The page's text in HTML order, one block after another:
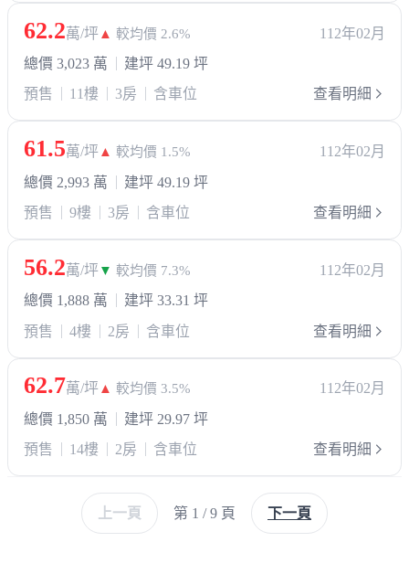
62.2萬/坪▲ 較均價 2.6%
112年02月
總價 3,023 萬
建坪 49.19 坪
預售
11樓 3房 含車位 查看明細
61.5萬/坪▲ 較均價 1.5%
112年02月
總價 2,993 萬
建坪 49.19 坪
預售
9樓 3房 含車位 查看明細
56.2萬/坪▼ 較均價 7.3%
112年02月
總價 1,888 萬
建坪 33.31 坪
預售
4樓 2房 含車位 查看明細
62.7萬/坪▲ 較均價 3.5%
112年02月
總價 1,850 萬
建坪 29.97 坪
預售
14樓 2房 含車位 查看明細
上一頁 第 1 / 9 頁 下一頁